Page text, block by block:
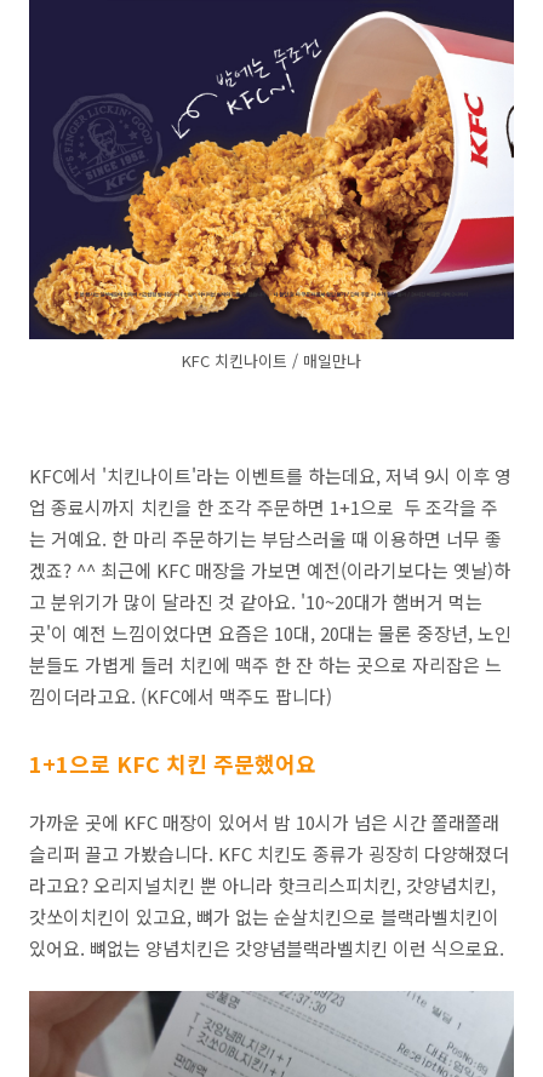
KFC 치킨나이트 / 매일만나
KFC에서 '치킨나이트'라는 이벤트를 하는데요, 저녁 9시 이후 영
업 종료시까지 치킨을 한 조각 주문하면 1+1으로 두 조각을 주
는 거예요. 한 마리 주문하기는 부담스러울 때 이용하면 너무 좋
겠죠? ^^ 최근에 KFC 매장을 가보면 예전(이라기보다는 옛날)하
고 분위기가 많이 달라진 것 같아요. '10~20대가 햄버거 먹는
곳'이 예전 느낌이었다면 요즘은 10대, 20대는 물론 중장년, 노인
분들도 가볍게 들러 치킨에 맥주 한 잔 하는 곳으로 자리잡은 느
낌이더라고요. (KFC에서 맥주도 팝니다)
1+1으로 KFC 치킨 주문했어요
가까운 곳에 KFC 매장이 있어서 밤 10시가 넘은 시간 쫄래쫄래
슬리퍼 끌고 가봤습니다. KFC 치킨도 종류가 굉장히 다양해졌더
라고요? 오리지널치킨 뿐 아니라 핫크리스피치킨, 갓양념치킨,
갓쏘이치킨이 있고요, 뼈가 없는 순살치킨으로 블랙라벨치킨이
있어요. 뼈없는 양념치킨은 갓양념블랙라벨치킨 이런 식으로요.